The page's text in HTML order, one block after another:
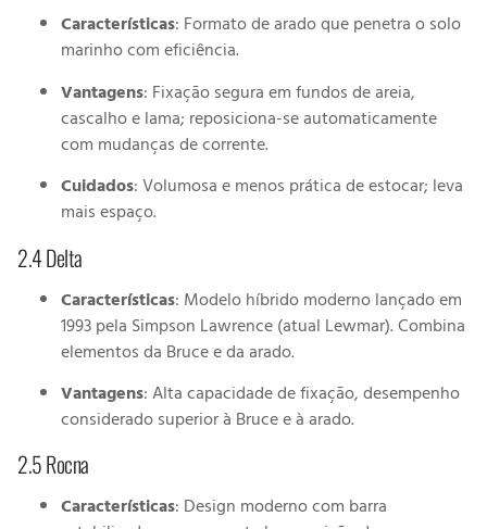
Características: Formato de arado que penetra o solo
marinho com eficiência.
Vantagens: Fixação segura em fundos de areia,
cascalho e lama; reposiciona-se automaticamente
com mudanças de corrente.
Cuidados: Volumosa e menos prática de estocar; leva
mais espaço.
2.4 Delta
Características: Modelo híbrido moderno lançado em
1993 pela Simpson Lawrence (atual Lewmar). Combina
elementos da Bruce e da arado.
Vantagens: Alta capacidade de fixação, desempenho
considerado superior à Bruce e à arado.
2.5 Rocna
Características: Design moderno com barra